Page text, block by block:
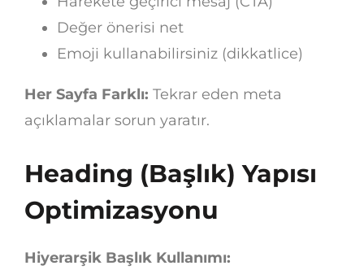
Değer önerisi net
Emoji kullanabilirsiniz (dikkatlice)
Her Sayfa Farklı: Tekrar eden meta
açıklamalar sorun yaratır.
Heading (Başlık) Yapısı
Optimizasyonu
Hiyerarşik Başlık Kullanımı: